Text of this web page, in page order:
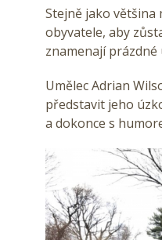
Stejně jako většina
obyvatele, aby
znamenají
Umělec Adrian
představit jeho
a dokonce s